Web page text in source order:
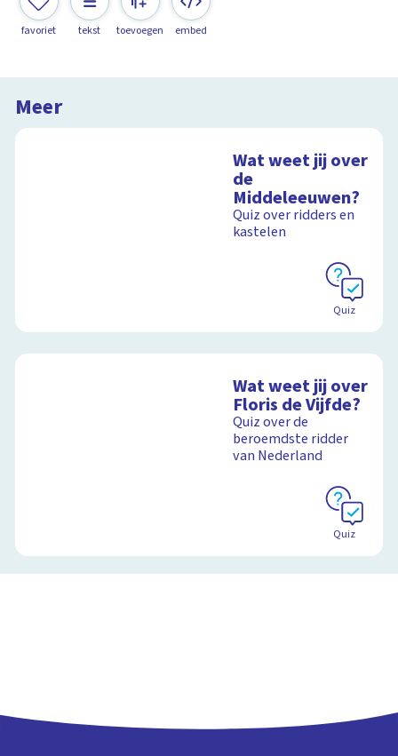
favoriet tekst toevoegen embed
Meer
Wat weet jij over
de
Middeleeuwen?
Quiz over ridders en
kastelen
Quiz
Wat weet jij over
Floris de Vijfde?
Quiz over de
beroemdste ridder
van Nederland
Quiz